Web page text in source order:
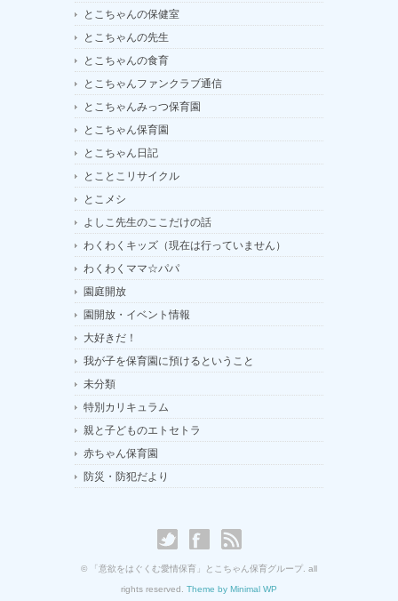
とこちゃんの保健室
とこちゃんの先生
とこちゃんの食育
とこちゃんファンクラブ通信
とこちゃんみっつ保育園
とこちゃん保育園
とこちゃん日記
とことこリサイクル
とこメシ
よしこ先生のここだけの話
わくわくキッズ（現在は行っていません）
わくわくママ☆パパ
園庭開放
園開放・イベント情報
大好きだ！
我が子を保育園に預けるということ
未分類
特別カリキュラム
親と子どものエトセトラ
赤ちゃん保育園
防災・防犯だより
© 「意欲をはぐくむ愛情保育」とこちゃん保育グループ. all
rights reserved. Theme by Minimal WP